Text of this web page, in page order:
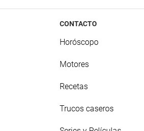
CONTACTO
Horóscopo
Motores
Recetas
Trucos caseros